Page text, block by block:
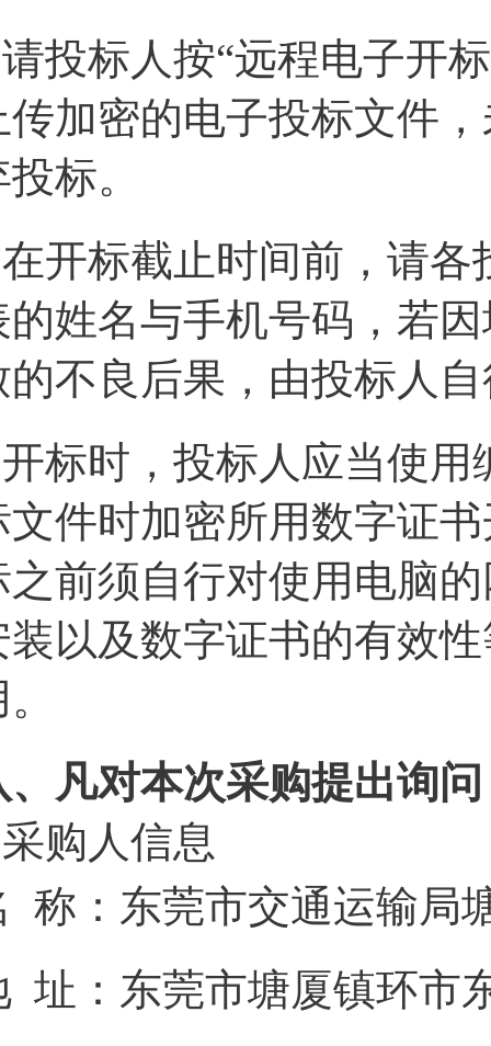
投标人按“远程电子开
传加密的电子投标文件
标。
开标截止时间前，请
的姓名与手机号码，若
的不良后果，由投标人
标时，投标人应当使
文件时加密所用数字证
之前须自行对使用电脑
装以及数字证书的有效
、凡对本次采购提出询
购人信息
称： 东莞市交通运输局
址： 东莞市塘厦镇环市